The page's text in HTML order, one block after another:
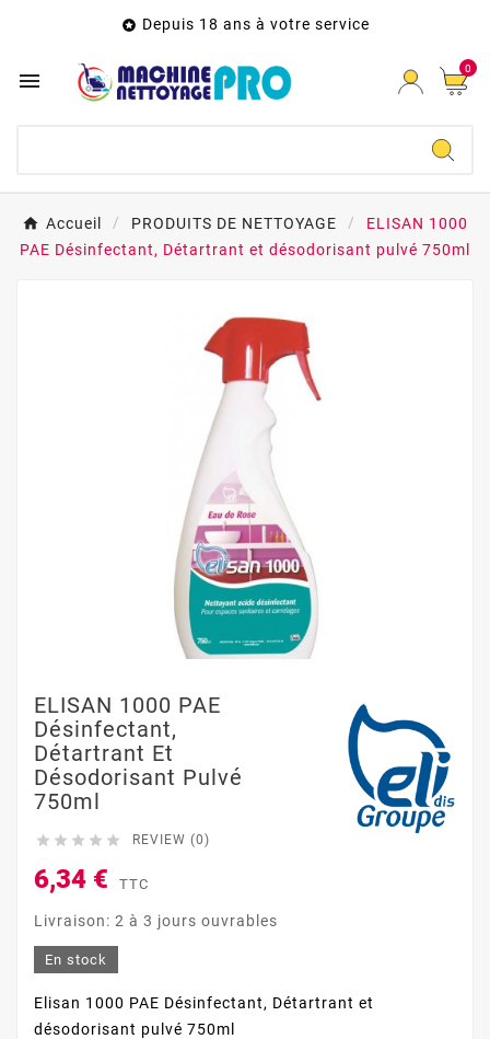
 Depuis 18 ans à votre service
 0
Accueil PRODUITS DE NETTOYAGE
ELISAN 1000
PAE Désinfectant, Détartrant et désodorisant pulvé 750ml
ELISAN 1000 PAE
Désinfectant,
Détartrant Et
Désodorisant Pulvé
750ml
     REVIEW (0)
6,34 € TTC
Livraison: 2 à 3 jours ouvrables
En stock
Elisan 1000 PAE Désinfectant, Détartrant et
désodorisant pulvé 750ml